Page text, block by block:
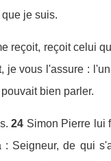
je suis.
reçoit, reçoit celui
je vous l'assure :
bien parler.
24 Simon Pierre lui
: Seigneur, de qui